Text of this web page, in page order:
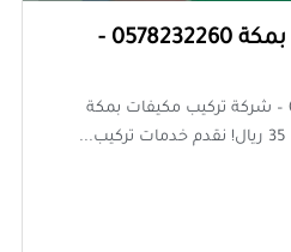
شركة تركيب مكيفات بمكة 0578232260 -
اتصل الآن على: 0578232260 – شركة تركيب مكيفات بمكة